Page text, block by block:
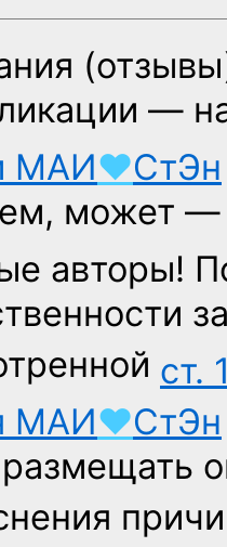
—
МАИ♥СтЭн
может
авторы!
ст.
МАИ♥СтЭн